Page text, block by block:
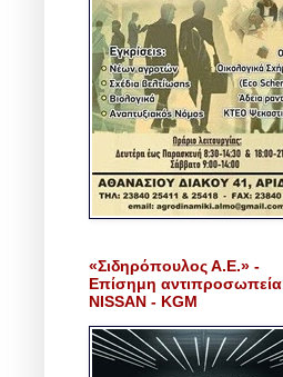
«Σιδηρόπουλος Α.Ε.» -
Επίσημη αντιπροσωπεία
NISSAN - KGM